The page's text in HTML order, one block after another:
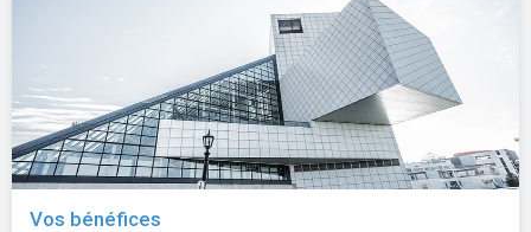
Vos bénéfices